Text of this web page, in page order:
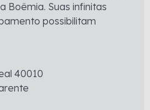
Boêmia. Suas infinitas
possibilitam
40010